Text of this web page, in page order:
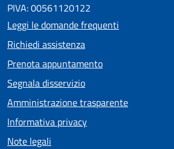
PIVA: 00561120122
Leggi le domande frequenti
Richiedi assistenza
Prenota appuntamento
Segnala disservizio
Amministrazione trasparente
Informativa privacy
Note legali